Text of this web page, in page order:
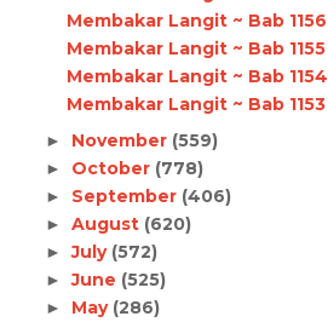
Membakar Langit ~ Bab 1156
Membakar Langit ~ Bab 1155
Membakar Langit ~ Bab 1154
Membakar Langit ~ Bab 1153
► November (559)
► October (778)
► September (406)
► August (620)
►July (572)
►June (525)
► May (286)